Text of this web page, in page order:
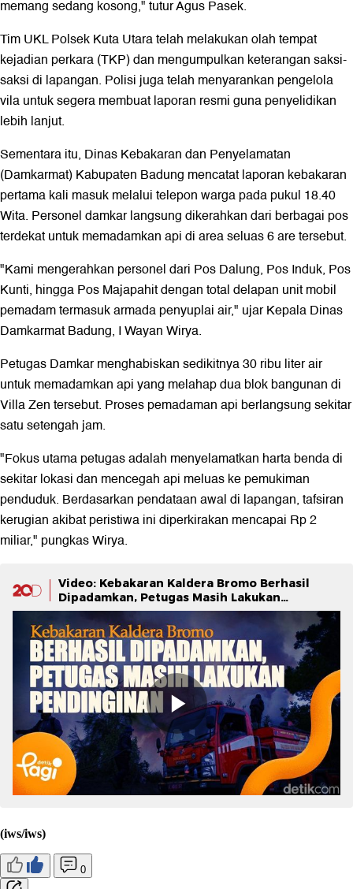
memang sedang kosong," tutur Agus Pasek.
Tim UKL Polsek Kuta Utara telah melakukan olah tempat
kejadian perkara (TKP) dan mengumpulkan keterangan saksi-
saksi di lapangan. Polisi juga telah menyarankan pengelola
vila untuk segera membuat laporan resmi guna penyelidikan
lebih lanjut.
Sementara itu, Dinas Kebakaran dan Penyelamatan
(Damkarmat) Kabupaten Badung mencatat laporan kebakaran
pertama kali masuk melalui telepon warga pada pukul 18.40
Wita. Personel damkar langsung dikerahkan dari berbagai pos
terdekat untuk memadamkan api di area seluas 6 are tersebut.
"Kami mengerahkan personel dari Pos Dalung, Pos Induk, Pos
Kunti, hingga Pos Majapahit dengan total delapan unit mobil
pemadam termasuk armada penyuplai air," ujar Kepala Dinas
Damkarmat Badung, I Wayan Wirya.
Petugas Damkar menghabiskan sedikitnya 30 ribu liter air
untuk memadamkan api yang melahap dua blok bangunan di
Villa Zen tersebut. Proses pemadaman api berlangsung sekitar
satu setengah jam.
"Fokus utama petugas adalah menyelamatkan harta benda di
sekitar lokasi dan mencegah api meluas ke pemukiman
penduduk. Berdasarkan pendataan awal di lapangan, tafsiran
kerugian akibat peristiwa ini diperkirakan mencapai Rp 2
miliar," pungkas Wirya.
Video: Kebakaran Kaldera Bromo Berhasil
Dipadamkan, Petugas Masih Lakukan
Pendinginan
(iws/iws)
0